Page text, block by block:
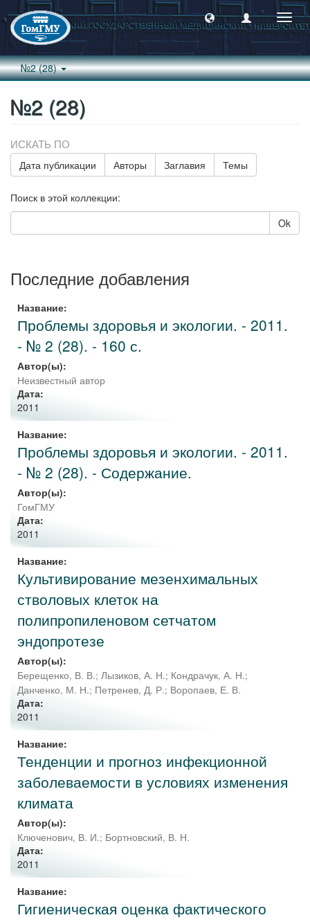
№2 (28)
№2 (28)
ИСКАТЬ ПО
Дата публикации Авторы Заглавия Темы
Поиск в этой коллекции:
Ok
Последние добавления
Название:
Проблемы здоровья и экологии. - 2011.
- № 2 (28). - 160 с.
Автор(ы):
Неизвестный автор
Дата:
2011
Название:
Проблемы здоровья и экологии. - 2011.
- № 2 (28). - Содержание.
Автор(ы):
ГомГМУ
Дата:
2011
Название:
Культивирование мезенхимальных
стволовых клеток на
полипропиленовом сетчатом
эндопротезе
Автор(ы):
Берещенко, В. В.; Лызиков, А. Н.; Кондрачук, А. Н.;
Данченко, М. Н.; Петренев, Д. Р.; Воропаев, Е. В.
Дата:
2011
Название:
Тенденции и прогноз инфекционной
заболеваемости в условиях изменения
климата
Автор(ы):
Ключенович, В. И.; Бортновский, В. Н.
Дата:
2011
Название:
Гигиеническая оценка фактического